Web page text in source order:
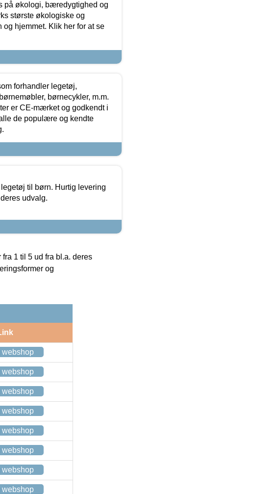
på økologi, bæredygtighed og
største økologiske og
hjemmet. Klik her for at se
forhandler legetøj,
børnecykler, m.m.
er CE-mærket og godkendt i
de populære og kendte
til børn. Hurtig levering
udvalg.
1 til 5 ud fra bl.a. deres
og
webshop
webshop
webshop
webshop
webshop
webshop
webshop
webshop